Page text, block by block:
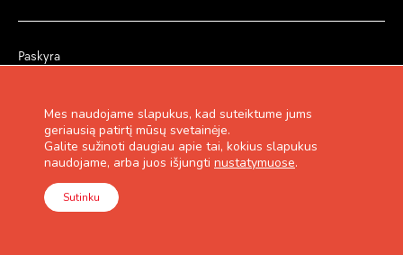
Paskyra
Pirkimo taisyklės
Lojalumo programa
Kontaktai
Mes naudojame slapukus, kad suteiktume jums
geriausią patirtį mūsų svetainėje.
Galite sužinoti daugiau apie tai, kokius slapukus
naudojame, arba juos išjungti nustatymuose.
Sutinku